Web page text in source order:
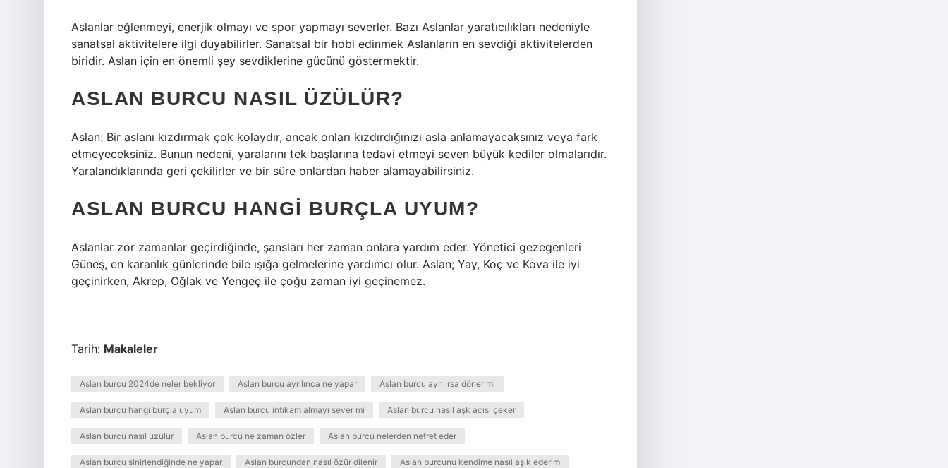
Aslanlar eğlenmeyi, enerjik olmayı ve spor yapmayı severler. Bazı Aslanlar yaratıcılıkları nedeniyle
sanatsal aktivitelere ilgi duyabilirler. Sanatsal bir hobi edinmek Aslanların en sevdiği aktivitelerden
biridir. Aslan için en önemli şey sevdiklerine gücünü göstermektir.
ASLAN BURCU NASIL ÜZÜLÜR?
Aslan: Bir aslanı kızdırmak çok kolaydır, ancak onları kızdırdığınızı asla anlamayacaksınız veya fark
etmeyeceksiniz. Bunun nedeni, yaralarını tek başlarına tedavi etmeyi seven büyük kediler olmalarıdır.
Yaralandıklarında geri çekilirler ve bir süre onlardan haber alamayabilirsiniz.
ASLAN BURCU HANGI BURÇLA UYUM?
Aslanlar zor zamanlar geçirdiğinde, şansları her zaman onlara yardım eder. Yönetici gezegenleri
Güneş, en karanlık günlerinde bile ışığa gelmelerine yardımcı olur. Aslan; Yay, Koç ve Kova ile iyi
geçinirken, Akrep, Oğlak ve Yengeç ile çoğu zaman iyi geçinemez.
Tarih: Makaleler
Aslan burcu 2024de neler bekliyor Aslan burcu ayrılınca ne yapar Aslan burcu ayrılırsa döner mi
Aslan burcu hangi burçla uyum Aslan burcu intikam almayı sever mi Aslan burcu nasıl aşk acısı çeker
Aslan burcu nasıl üzülür Aslan burcu ne zaman özler Aslan burcu nelerden nefret eder
Aslan burcu sinirlendiğinde ne yapar Aslan burcundan nasıl özür dilenir Aslan burcunu kendime nasıl aşık ederim